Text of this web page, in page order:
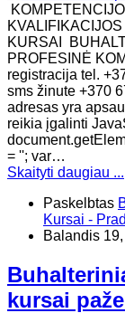
KURSAI
PROFESINĖ
registracija tel.
sms žinute +370
adresas yra
reikia įgalinti
= ''; var…
Skaityti daugiau ...
Paskelbtas
Kursai -
Balandis
kursai